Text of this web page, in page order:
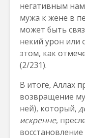
негативным
мужа к жене в
может быть
некий урон или
этом, как
(2/231).
В итоге, Аллах
возвращение
ней), который,
искренне,